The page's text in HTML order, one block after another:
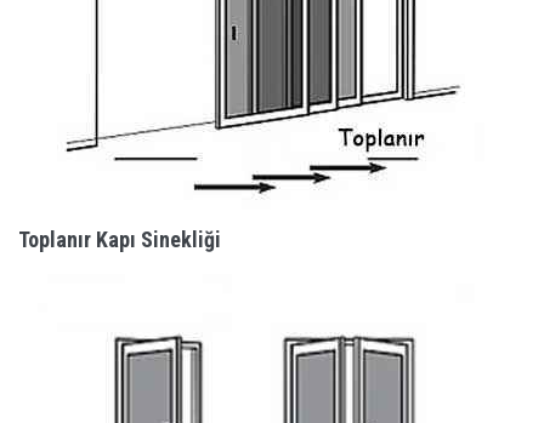
Toplanır Kapı Sinekliği